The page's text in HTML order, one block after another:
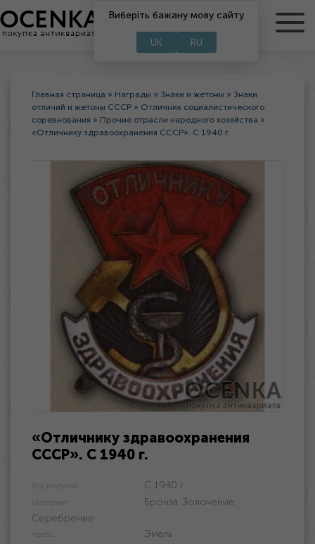
RU
Виберіть бажану мову сайту
UK RU
Главная страница » Награды » Знаки и жетоны » Знаки
отличий и жетоны СССР » Отличник социалистического
соревнования » Прочие отрасли народного хозяйства »
«Отличнику здравоохранения СССР». С 1940 г.
«Отличнику здравоохранения
СССР». С 1940 г.
Год выпуска: С 1940 г.
Материал:
Бронза. Золочение.
Серебрение
Аверс: Эмаль